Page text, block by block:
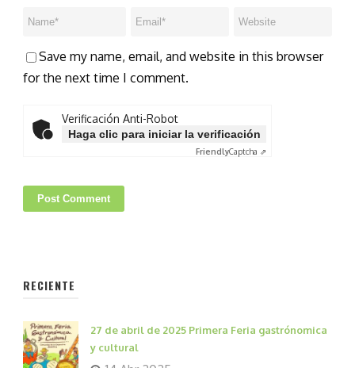
Save my name, email, and website in this browser
for the next time I comment.
Verificación Anti-Robot
Haga clic para iniciar la verificación
FriendlyCaptcha ⇗
RECIENTE
27 de abril de 2025 Primera Feria gastrónomica
y cultural